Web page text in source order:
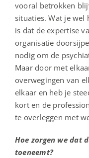
vooral betrokken
situaties. Wat je wel
is dat de expertise
organisatie
nodig om de
Maar door met
overwegingen van
elkaar en heb je
kort en de
te overleggen met
Hoe zorgen we dat
toeneemt?